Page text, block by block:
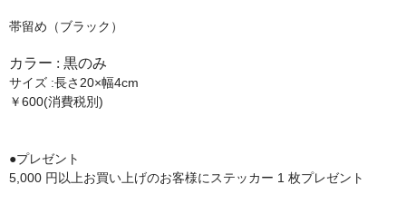
帯留め（ブラック）
カラー : 黒のみ
サイズ :長さ20×幅4cm
￥600(消費税別)
●プレゼント
5,000 円以上お買い上げのお客様にステッカー 1 枚プレゼント